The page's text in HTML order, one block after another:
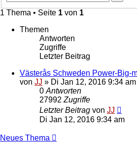
1 Thema • Seite 1 von 1
Themen
Antworten
Zugriffe
Letzter Beitrag
Västerås Schweden Power-Big-
von JJ » Di Jan 12, 2016 9:34 am
0 Antworten
27992 Zugriffe
Letzter Beitrag von JJ
Di Jan 12, 2016 9:34 am
Neues Thema